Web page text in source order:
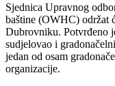
Sjednica Upravnog
baštine (OWHC) održat
Dubrovniku. Potvrđeno
sudjelovao i
jedan od osam
organizacije.